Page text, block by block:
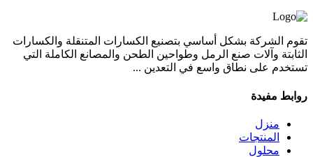
تقوم الشركة بشكل أساسي بتصنيع الكسارات المتنقلة والكسارات
الثابتة وآلات صنع الرمل وطواحين الطحن والمصانع الكاملة التي
تستخدم على نطاق واسع في التعدين ...
روابط مفيدة
منزل
المنتجات
محلول